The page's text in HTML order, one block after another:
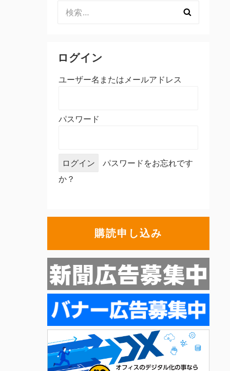
索:
ログイン
ユーザー名またはメールアドレス
パスワード
パスワードをお忘れです
か？
購読申し込み